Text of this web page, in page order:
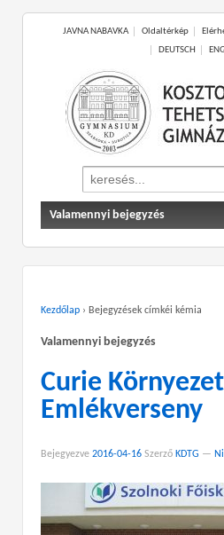
JAVNA NABAVKA Oldaltérkép
DEUTSCH
Search
for:
Valamennyi bejegyzés
Kezdőlap › Bejegyzések címkéi kémia
Valamennyi bejegyzés
Curie
Emlékverseny
Bejegyezve 2016-04-16 Szerző KDTG —